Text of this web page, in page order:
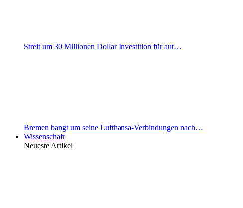
Streit um 30 Millionen Dollar Investition für aut…
Bremen bangt um seine Lufthansa-Verbindungen nach…
Wissenschaft
Neueste Artikel